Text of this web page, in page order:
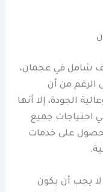
شامل في عجمان،
الرغم من أن
الجودة، إلا أنها
احتياجات جميع
على خدمات
لا يجب أن يكون